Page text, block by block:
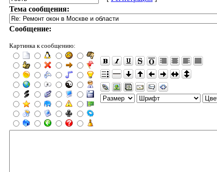
Тема сообщения:
Сообщение:
Картинка к сообщению: